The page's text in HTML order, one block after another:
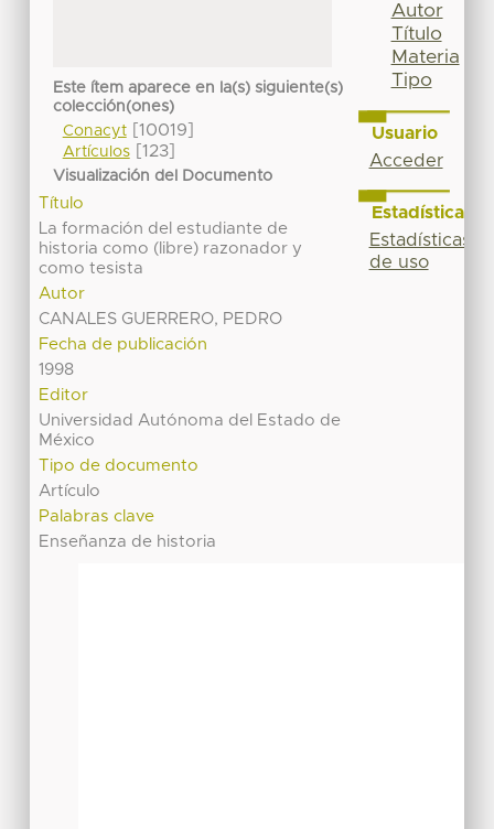
Este ítem aparece en la(s) siguiente(s)
colección(ones)
Conacyt[10019]
Artículos[123]
Visualización del Documento
Título
La formación del estudiante de
historia como (libre) razonador y
como tesista
Autor
CANALES GUERRERO, PEDRO
Fecha de publicación
1998
Editor
Universidad Autónoma del Estado de
México
Tipo de documento
Artículo
Palabras clave
Enseñanza de historia
Autor
Título
Materia
Tipo
Usuario
Acceder
Estadísticas
Estadísticas
de uso